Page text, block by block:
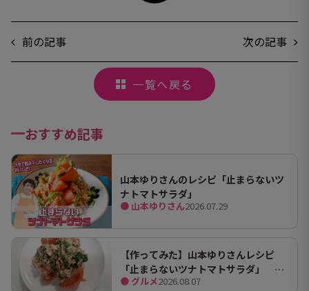
前の記事 次の記事
一覧へ戻る
おすすめ記事
山本ゆりさんのレシピ「止まらないツ
ナトマトサラダ」
● 山本ゆりさん2026.07.29
【作ってみた】山本ゆりさんレシピ
「止まらないツナトマトサラダ」 ホ
ンマにうますぎて止まらん
● グルメ2026.08.07